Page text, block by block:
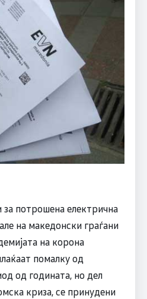
потрошена електрична
на македонски граѓани
на корона
помалку од
од годината, но дел
криза, се принудени